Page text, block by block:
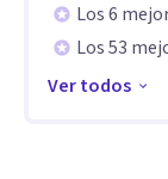
Autoeatima
Los 6
Los 53
Ver todos